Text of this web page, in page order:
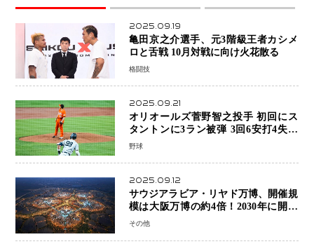
2025.09.19
亀田京之介選手、元3階級王者カシメ
格闘技
2025.09.21
オリオールズ菅野智之投手 初回にス
タントンに3ラン被弾 3回6安打4失点
で降板
野球
2025.09.12
サウジアラビア・リヤド万博、開催規
模は大阪万博の約4倍！2030年に開幕
予定
その他